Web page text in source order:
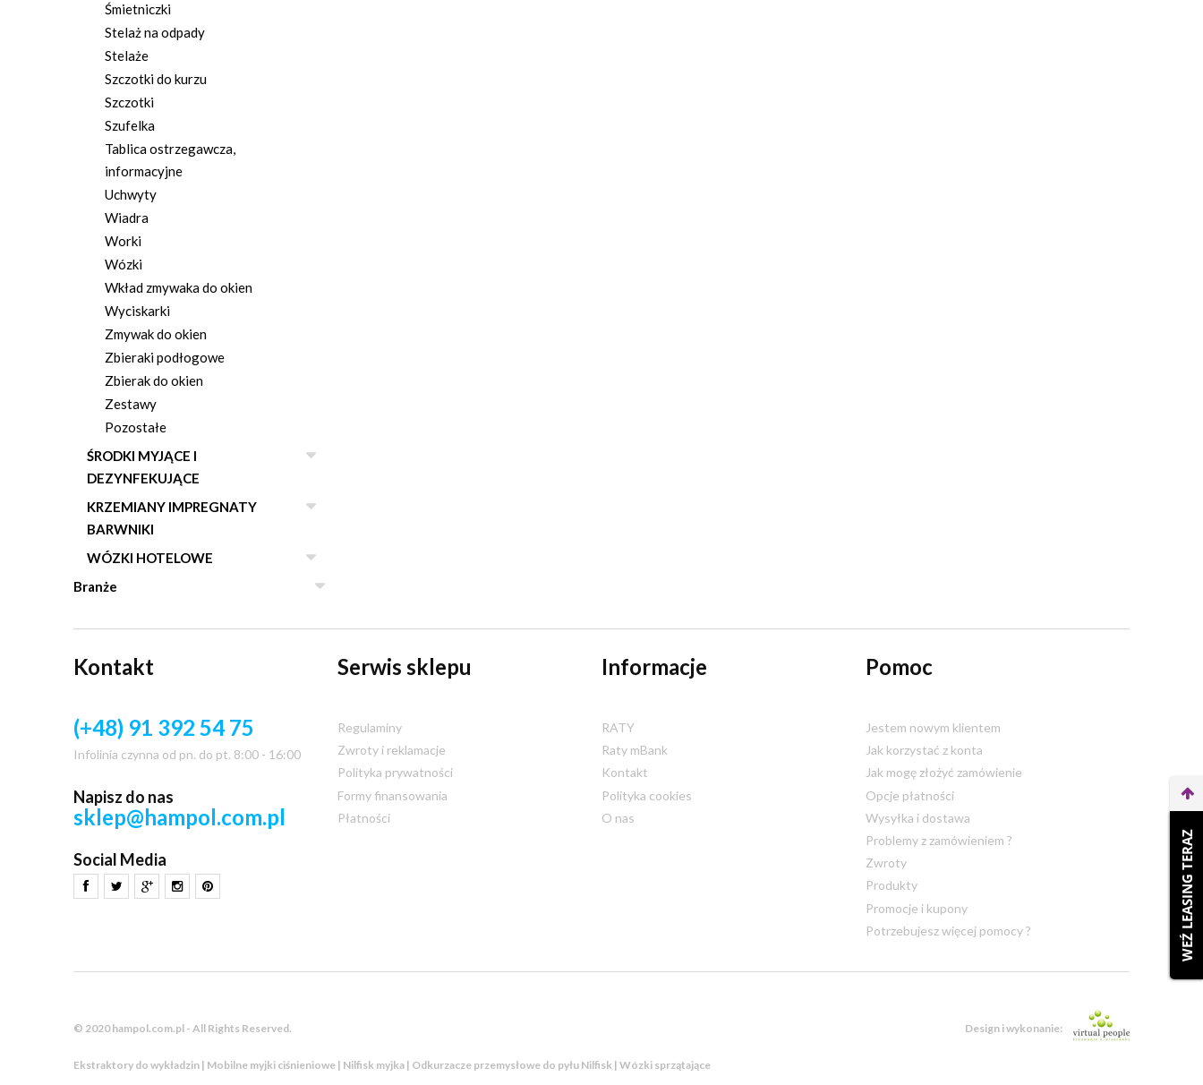
Śmietniczki
Stelaż na odpady
Stelaże
Szczotki do kurzu
Szczotki
Szufelka
Tablica ostrzegawcza,
informacyjne
Uchwyty
Wiadra
Worki
Wózki
Wkład zmywaka do okien
Wyciskarki
Zmywak do okien
Zbieraki podłogowe
Zbierak do okien
Zestawy
Pozostałe
ŚRODKI MYJĄCE I
DEZYNFEKUJĄCE
KRZEMIANY IMPREGNATY
BARWNIKI
WÓZKI HOTELOWE
Branże
Kontakt
(+48) 91 392 54 75
Infolinia czynna od pn. do pt. 8:00 - 16:00
Napisz do nas
sklep@hampol.com.pl
Social Media
Serwis sklepu
Regulaminy
Zwroty i reklamacje
Polityka prywatności
Formy finansowania
Płatności
Informacje
RATY
Raty mBank
Kontakt
Polityka cookies
O nas
Pomoc
Jestem nowym klientem
Jak korzystać z konta
Jak mogę złożyć zamówienie
Opcje płatności
Wysyłka i dostawa
Problemy z zamówieniem ?
Zwroty
Produkty
Promocje i kupony
Potrzebujesz więcej pomocy ?
© 2020 hampol.com.pl - All Rights Reserved. Design i wykonanie:
Ekstraktory do wykładzin | Mobilne myjki ciśnieniowe | Nilfisk myjka | Odkurzacze przemysłowe do pyłu Nilfisk | Wózki sprzątające
WEŹ LEASING TERAZ